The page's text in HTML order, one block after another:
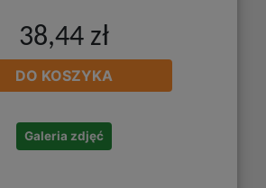
38,44 zł
DO KOSZYKA
Galeria zdjęć